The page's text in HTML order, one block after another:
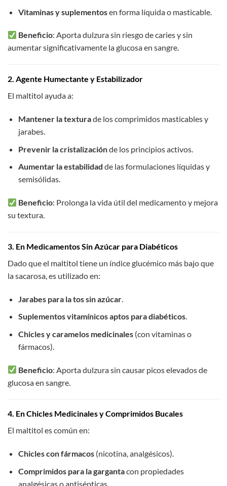
Vitaminas y suplementosen forma líquida o masticable.
Beneficio: Aporta dulzura sin riesgo de caries y sin
aumentar significativamente la glucosa en sangre.
2. Agente Humectante y Estabilizador
El maltitol ayuda a:
Mantener la texturade los comprimidos masticables y
jarabes.
Prevenir la cristalizaciónde los principios activos.
Aumentar la estabilidad de las formulaciones líquidas y
semisólidas.
Beneficio: Prolonga la vida útil del medicamento y mejora
su textura.
3. En Medicamentos Sin Azúcar para Diabéticos
Dado que el maltitol tiene un índice glucémico más bajo que
la sacarosa, es utilizado en:
Jarabes para la tos sin azúcar.
Suplementos vitamínicos aptos para diabéticos.
Chicles y caramelos medicinales(con vitaminas o
fármacos).
Beneficio: Aporta dulzura sin causar picos elevados de
glucosa en sangre.
4. En Chicles Medicinales y Comprimidos Bucales
El maltitol es común en:
Chicles con fármacos(nicotina, analgésicos).
Comprimidos para la gargantacon propiedades
analgésicas o antisépticas.